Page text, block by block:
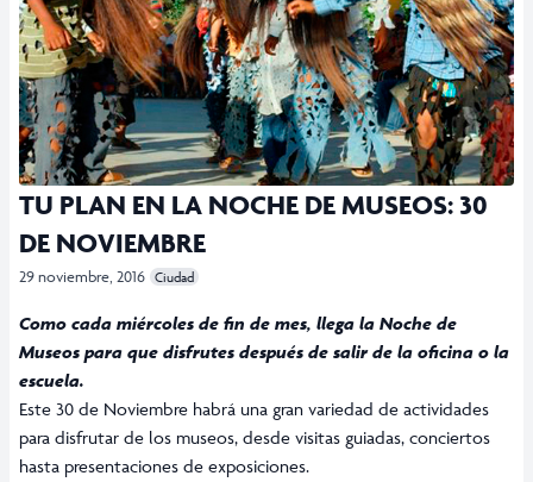
TU PLAN EN LA NOCHE DE MUSEOS: 30
DE NOVIEMBRE
29 noviembre, 2016 Ciudad
Como cada miércoles de fin de mes, llega la Noche de
Museos para que disfrutes después de salir de la oficina o la
escuela.
Este 30 de Noviembre habrá una gran variedad de actividades
para disfrutar de los museos, desde visitas guiadas, conciertos
hasta presentaciones de exposiciones.